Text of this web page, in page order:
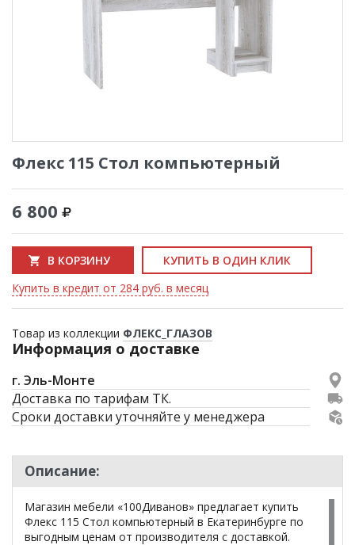
Флекс 115 Стол компьютерный
6 800
В КОРЗИНУ
КУПИТЬ В ОДИН КЛИК
Купить в кредит от 284 руб. в месяц
Товар из коллекции ФЛЕКС_ГЛАЗОВ
Информация о доставке
г. Эль-Монте
Доставка по тарифам ТК.
Сроки доставки уточняйте у менеджера
Описание:
Магазин мебели «100Диванов» предлагает купить
Флекс 115 Стол компьютерный в Екатеринбурге по
выгодным ценам от производителя с доставкой.